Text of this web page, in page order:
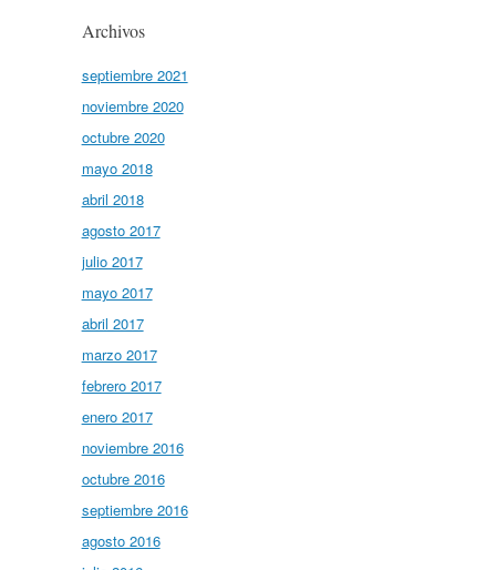
Archivos
septiembre 2021
noviembre 2020
octubre 2020
mayo 2018
abril 2018
agosto 2017
julio 2017
mayo 2017
abril 2017
marzo 2017
febrero 2017
enero 2017
noviembre 2016
octubre 2016
septiembre 2016
agosto 2016